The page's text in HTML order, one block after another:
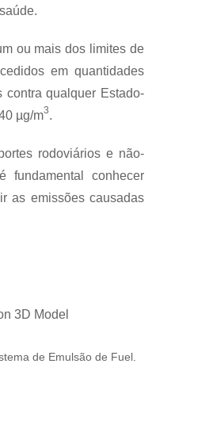
ou mais dos limites de
em quantidades
contra qualquer Estado-
µg/m3.
rodoviários e não-
conhecer
as emissões causadas
de Emulsão de Fuel.